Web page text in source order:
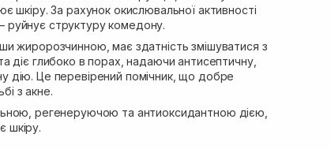
шкіру. За рахунок окислювальної активності
руйнує структуру комедону.
жиророзчинною, має здатність змішуватися з
діє глибоко в порах, надаючи антисептичну,
дію. Це перевірений помічник, що добре
з акне.
регенеруючою та антиоксидантною дією,
шкіру.